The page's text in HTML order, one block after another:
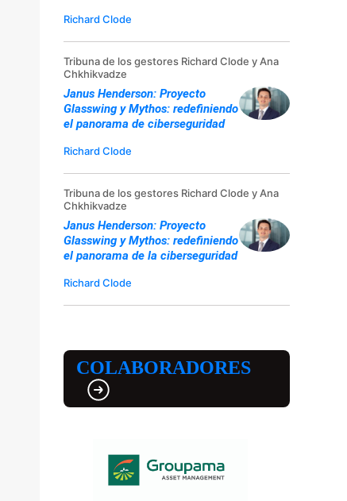
Richard Clode
Tribuna de los gestores Richard Clode y Ana
Chkhikvadze
Janus Henderson: Proyecto
Glasswing y Mythos: redefiniendo
el panorama de ciberseguridad
Richard Clode
Tribuna de los gestores Richard Clode y Ana
Chkhikvadze
Janus Henderson: Proyecto
Glasswing y Mythos: redefiniendo
el panorama de la ciberseguridad
Richard Clode
COLABORADORES